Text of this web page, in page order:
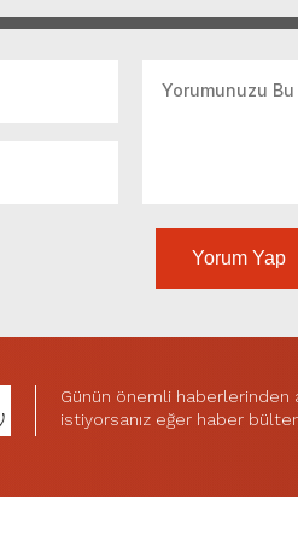
Yorum Yap
Günün önemli haberlerinden
istiyorsanız eğer haber